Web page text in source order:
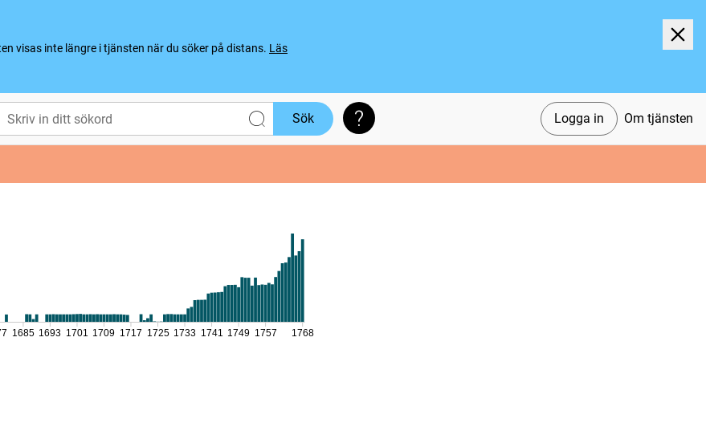
visas inte längre i tjänsten när du söker på distans. Läs
Logga in Om tjänsten
Sök Söktips
1685 1693 1701 1709 1717 1725 1733 1741 1749 1757 1768